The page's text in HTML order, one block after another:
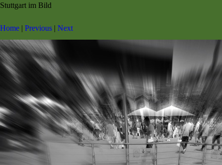
Stuttgart im Bild
Home | Previous | Next